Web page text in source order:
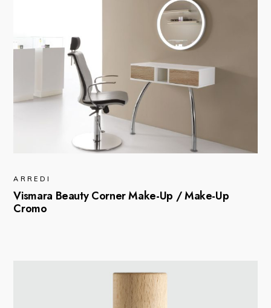
ARREDI
Vismara Beauty Corner Make-Up / Make-Up
Cromo